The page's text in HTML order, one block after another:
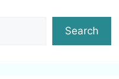
Search